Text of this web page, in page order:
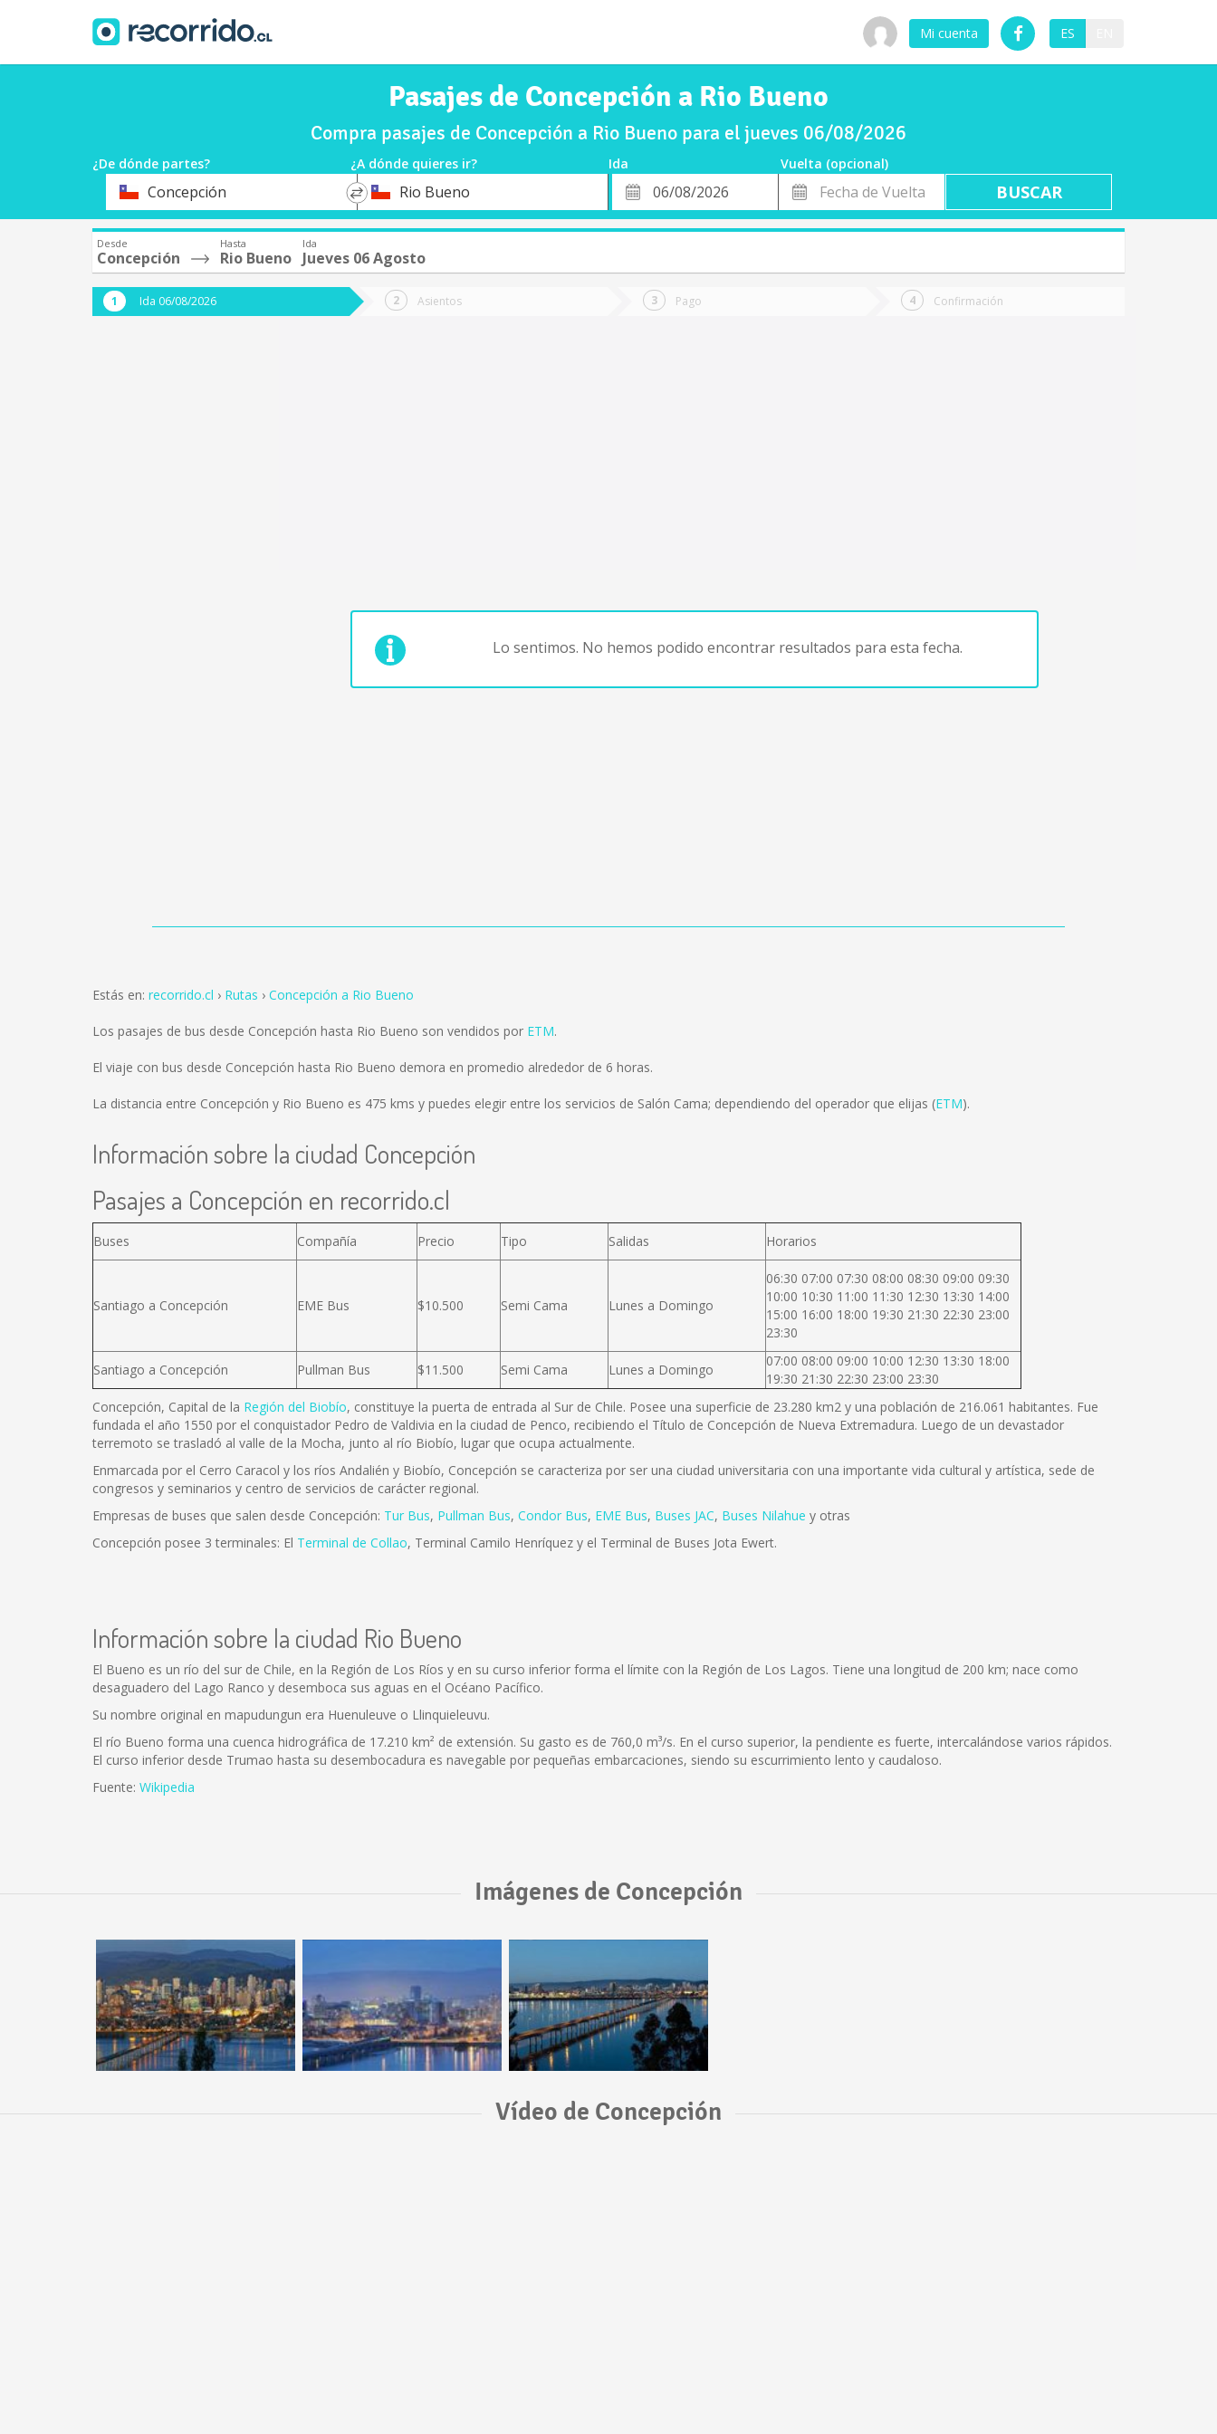
Mi cuenta ES
Pasajes de Concepción a Rio Bueno
Compra pasajes de Concepción a Rio Bueno para el jueves 06/08/2026
¿De dónde partes? ¿A dónde quieres ir? Ida
Vuelta (opcional)
OrigenConcepción
*
DestinoRio Bueno
Fecha
de
Fecha
de
Vuelta
Desde
Concepción
Hasta
Rio Bueno
Ida
Jueves 06 Agosto
Ida 06/08/2026 Asientos Pago Confirmación
Lo sentimos. No hemos podido encontrar resultados para esta fecha.
Estás en: recorrido.cl Rutas Concepción a Rio Bueno
Los pasajes de bus desde Concepción hasta Rio Bueno son vendidos por ETM.
El viaje con bus desde Concepción hasta Rio Bueno demora en promedio alrededor de 6 horas.
La distancia entre Concepción y Rio Bueno es 475 kms y puedes elegir entre los servicios de Salón Cama; dependiendo del operador que elijas (ETM).
Información sobre la ciudad Concepción
Pasajes a Concepción en recorrido.cl
Buses Compañía Precio Tipo Salidas Horarios
Santiago a Concepción EME Bus $10.500 Semi Cama Lunes a Domingo
06:30 07:00 07:30 08:00 08:30 09:00 09:30
10:00 10:30 11:00 11:30 12:30 13:30 14:00
15:00 16:00 18:00 19:30 21:30 22:30 23:00
23:30
Santiago a Concepción Pullman Bus $11.500 Semi Cama Lunes a Domingo
07:00 08:00 09:00 10:00 12:30 13:30 18:00
19:30 21:30 22:30 23:00 23:30
Concepción, Capital de la Región del Biobío, constituye la puerta de entrada al Sur de Chile. Posee una superficie de 23.280 km2 y una población de 216.061 habitantes. Fue
fundada el año 1550 por el conquistador Pedro de Valdivia en la ciudad de Penco, recibiendo el Título de Concepción de Nueva Extremadura. Luego de un devastador
terremoto se trasladó al valle de la Mocha, junto al río Biobío, lugar que ocupa actualmente.
Enmarcada por el Cerro Caracol y los ríos Andalién y Biobío, Concepción se caracteriza por ser una ciudad universitaria con una importante vida cultural y artística, sede de
congresos y seminarios y centro de servicios de carácter regional.
Empresas de buses que salen desde Concepción: Tur Bus, Pullman Bus, Condor Bus, EME Bus, Buses JAC, Buses Nilahue y otras
Concepción posee 3 terminales: El Terminal de Collao, Terminal Camilo Henríquez y el Terminal de Buses Jota Ewert.
Información sobre la ciudad Rio Bueno
El Bueno es un río del sur de Chile, en la Región de Los Ríos y en su curso inferior forma el límite con la Región de Los Lagos. Tiene una longitud de 200 km; nace como
desaguadero del Lago Ranco y desemboca sus aguas en el Océano Pacífico.
Su nombre original en mapudungun era Huenuleuve o Llinquieleuvu.
El río Bueno forma una cuenca hidrográfica de 17.210 km² de extensión. Su gasto es de 760,0 m³/s. En el curso superior, la pendiente es fuerte, intercalándose varios rápidos.
El curso inferior desde Trumao hasta su desembocadura es navegable por pequeñas embarcaciones, siendo su escurrimiento lento y caudaloso.
Fuente: Wikipedia
Imágenes de Concepción
Vídeo de Concepción